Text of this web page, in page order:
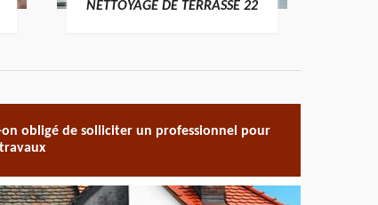
NETTOYAGE DE TERRASSE 22
on obligé de solliciter un professionnel pour
travaux